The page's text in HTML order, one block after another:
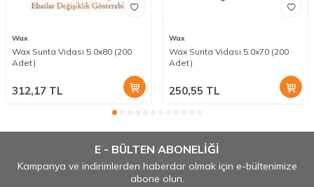
Wax
Wax Sunta Vidası 5.0x80 (200
Adet)
312,17 TL
Wax
Wax Sunta Vidası 5.0x70 (200
Adet)
250,55 TL
E - BÜLTEN ABONELİĞİ
Kampanya ve indirimlerden haberdar olmak için e-bültenimize
abone olun.